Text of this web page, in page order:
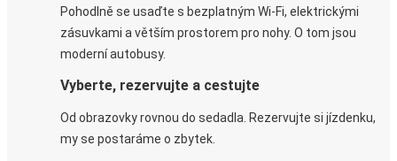
Pohodlně se usaďte s bezplatným Wi-Fi, elektrickými
zásuvkami a větším prostorem pro nohy. O tom jsou
moderní autobusy.
Vyberte, rezervujte a cestujte
Od obrazovky rovnou do sedadla. Rezervujte si jízdenku,
my se postaráme o zbytek.